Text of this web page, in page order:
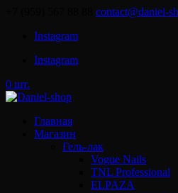
contact@daniel-
Instagram
Instagram
0 шт.
Главная
Магазин
Гель-лак
Vogue Nails
TNL Professional
ELPAZA